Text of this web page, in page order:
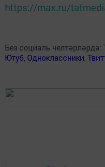
https://max.ru/
Без социаль челтәрләрдә:
Ютуб, Одноклассники,